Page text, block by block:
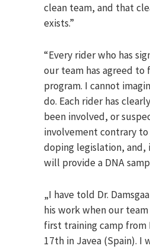
clean team, and that
exists.”
“Every rider who has
our team has agreed
program. I cannot
do. Each rider has
been involved, or
involvement contrary
doping legislation, and,
will provide a DNA
„I have told Dr.
his work when our
first training camp from
17th in Javea (Spain).